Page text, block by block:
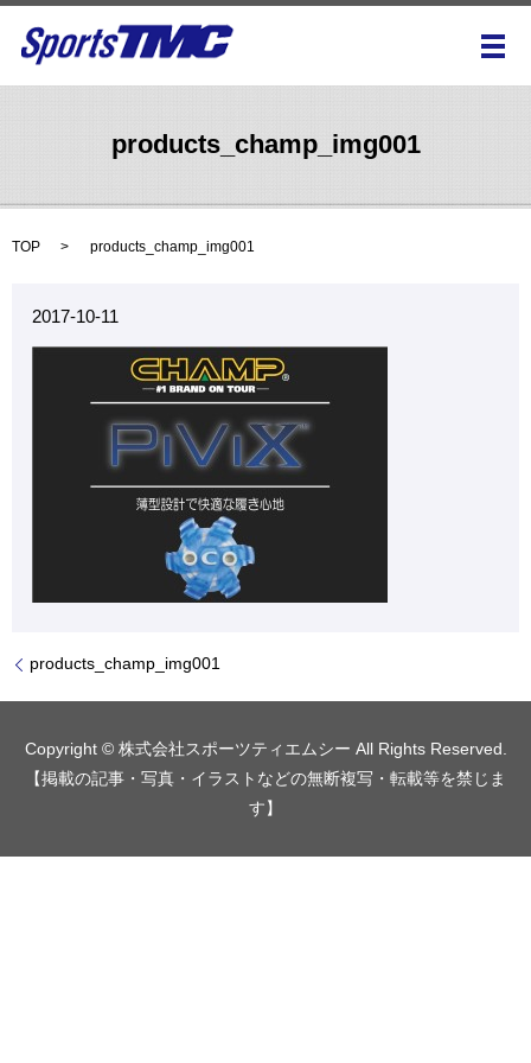
メ
products_champ_img001
TOP products_champ_img001
2017-10-11
products_champ_img001
Copyright © 株式会社スポーツティエムシー All Rights Reserved.
【掲載の記事・写真・イラストなどの無断複写・転載等を禁じま
す】